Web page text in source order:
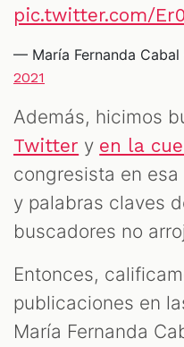
pic.twitter.com/
— María Fernanda Cabal
2021
Además, hicimos
Twitter y en la
congresista en
y palabras claves
buscadores no
Entonces,
publicaciones en
María Fernanda